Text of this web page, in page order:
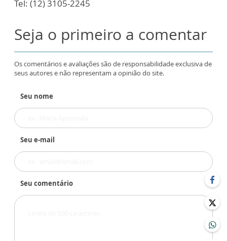
Tel: (12) 3105-2245
Seja o primeiro a comentar
Os comentários e avaliações são de responsabilidade exclusiva de
seus autores e não representam a opinião do site.
Seu nome
Seu e-mail
Seu comentário